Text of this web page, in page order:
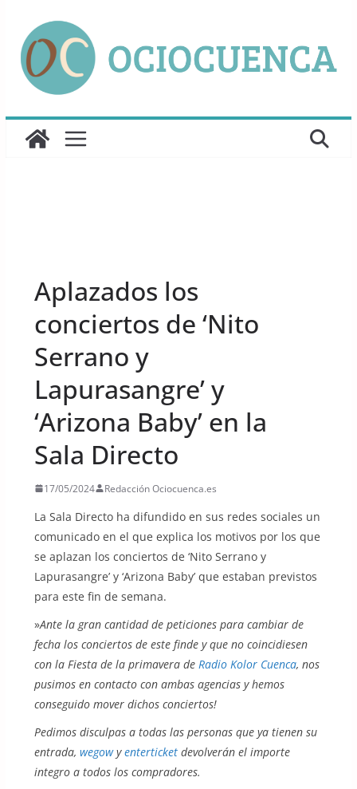
contenido
Aplazados los
conciertos de ‘Nito
Serrano y
Lapurasangre’ y
‘Arizona Baby’ en la
Sala Directo
17/05/2024 Redacción Ociocuenca.es
La Sala Directo ha difundido en sus redes sociales un
comunicado en el que explica los motivos por los que
se aplazan los conciertos de ‘Nito Serrano y
Lapurasangre’ y ‘Arizona Baby’ que estaban previstos
para este fin de semana.
»Ante la gran cantidad de peticiones para cambiar de
fecha los conciertos de este finde y que no coincidiesen
con la Fiesta de la primavera de Radio Kolor Cuenca, nos
pusimos en contacto con ambas agencias y hemos
conseguido mover dichos conciertos!
Pedimos disculpas a todas las personas que ya tienen su
entrada, wegowyenterticketdevolverán el importe
integro a todos los compradores.